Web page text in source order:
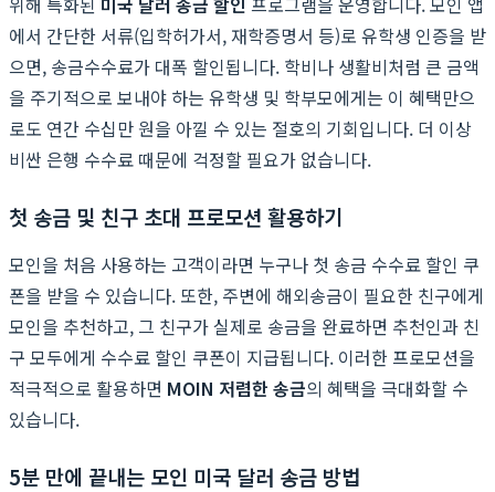
에서 간단한 서류(입학허가서, 재학증명서 등)로 유학생 인증을 받
으면, 송금수수료가 대폭 할인됩니다. 학비나 생활비처럼 큰 금액
을 주기적으로 보내야 하는 유학생 및 학부모에게는 이 혜택만으
로도 연간 수십만 원을 아낄 수 있는 절호의 기회입니다. 더 이상
비싼 은행 수수료 때문에 걱정할 필요가 없습니다.
첫 송금 및 친구 초대 프로모션 활용하기
모인을 처음 사용하는 고객이라면 누구나 첫 송금 수수료 할인 쿠
폰을 받을 수 있습니다. 또한, 주변에 해외송금이 필요한 친구에게
모인을 추천하고, 그 친구가 실제로 송금을 완료하면 추천인과 친
구 모두에게 수수료 할인 쿠폰이 지급됩니다. 이러한 프로모션을
적극적으로 활용하면 MOIN 저렴한 송금의 혜택을 극대화할 수
있습니다.
5분 만에 끝내는 모인 미국 달러 송금 방법